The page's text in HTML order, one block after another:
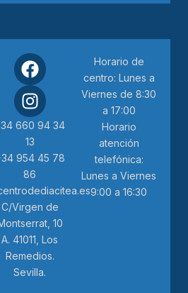
660 94 34
13
954 45 78
86
C/Virgen de
10
A. 41011, Los
Remedios.
Sevilla.
Horario de
centro: Lunes a
Viernes de 8:30
a 17:00
Horario
atención
telefónica:
Lunes a Viernes
9:00 a 16:30